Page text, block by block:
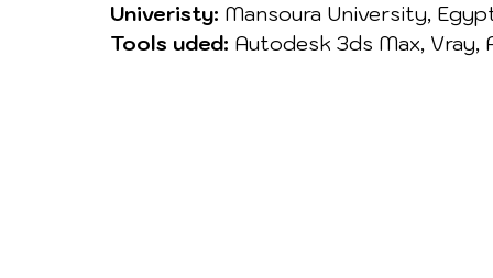
Univeristy: Mansoura University,
Tools uded: Autodesk 3ds Max,